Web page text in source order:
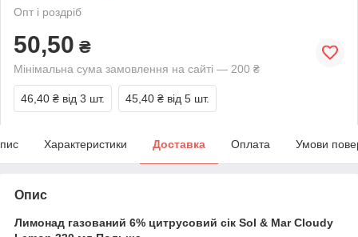
Опт і роздріб
50,50 ₴
Мінімальна сума замовлення на сайті — 200 ₴
46,40 ₴ від 3 шт. 45,40 ₴ від 5 шт.
Характеристики Доставка Оплата Умови
Опис
Лимонад газований 6% цитрусовий сік Sol & Mar Cloudy